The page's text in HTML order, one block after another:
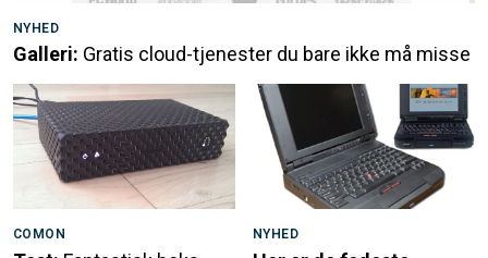
NYHED
Galleri: Gratis cloud-tjenester du bare ikke må misse
COMON NYHED